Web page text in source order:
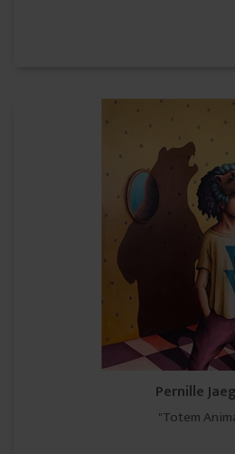
Pernille
"Totem